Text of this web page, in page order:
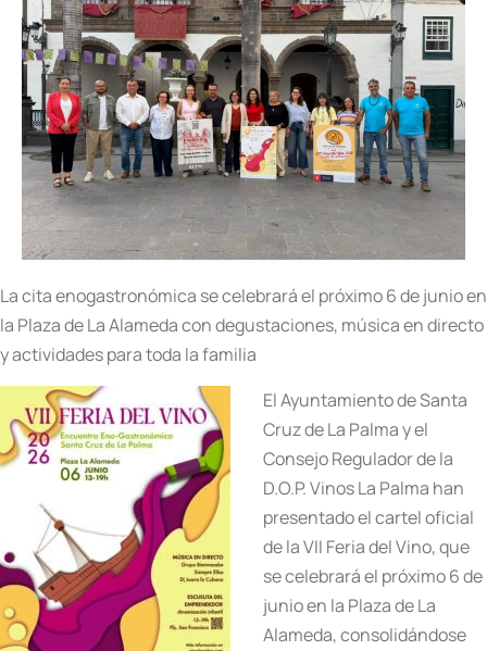
La cita enogastronómica se celebrará el próximo 6 de junio en
la Plaza de La Alameda con degustaciones, música en directo
y actividades para toda la familia
El Ayuntamiento de Santa
Cruz de La Palma y el
Consejo Regulador de la
D.O.P. Vinos La Palma han
presentado el cartel oficial
de la VII Feria del Vino, que
se celebrará el próximo 6 de
junio en la Plaza de La
Alameda, consolidándose